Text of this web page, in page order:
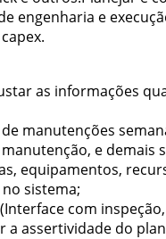
e
as informações
manutenções
e demais
equipamentos,
sistema;
com
assertividade do